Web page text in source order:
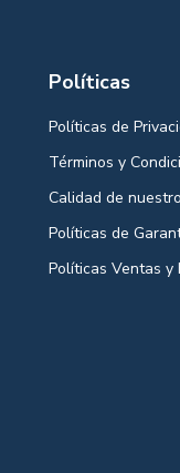
Políticas
Políticas de
Términos y
Calidad de
Políticas de
Políticas Ventas y